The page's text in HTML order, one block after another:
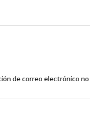
de correo electrónico no